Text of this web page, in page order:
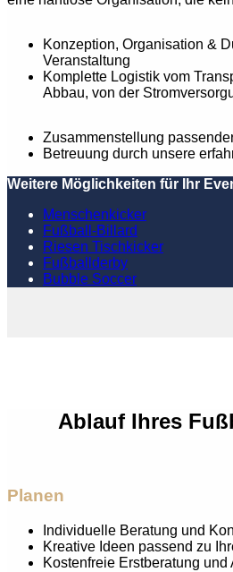
Konzeption, Organisation &
Veranstaltung
Komplette Logistik vom
Abbau, von der
Zusammenstellung
Betreuung durch unsere
Weitere Möglichkeiten für Ihr
Menschenkicker
Fußball-Billard
Riesen Tischkicker
Fußballderby
Bubble Soccer
Ablauf Ihres
Planen
Individuelle Beratung und
Kreative Ideen passend zu
Kostenfreie Erstberatung